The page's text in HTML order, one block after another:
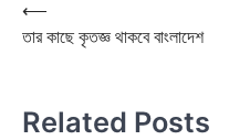
Post
navigation
⟵
তার কাছে কৃতজ্ঞ থাকবে বাংলাদেশ
Related Posts